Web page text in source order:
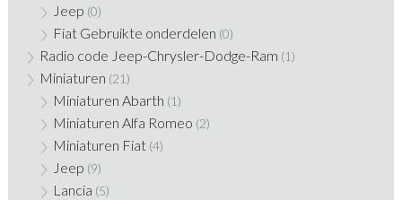
Jeep (0)
Fiat Gebruikte onderdelen (0)
Radio code Jeep-Chrysler-Dodge-Ram (1)
Miniaturen (21)
Miniaturen Abarth (1)
Miniaturen Alfa Romeo (2)
Miniaturen Fiat (4)
Jeep (9)
Lancia (5)